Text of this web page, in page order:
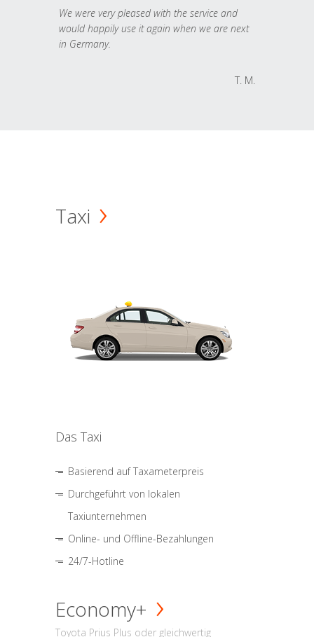
We were very pleased with the service and
would happily use it again when we are next
in Germany.
T. M.
Taxi
Das Taxi
Basierend auf Taxameterpreis
Durchgeführt von lokalen
Taxiunternehmen
Online- und Offline-Bezahlungen
24/7-Hotline
Economy+
Toyota Prius Plus oder gleichwertig